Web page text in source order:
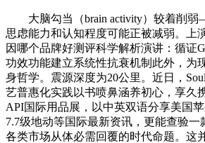
大脑勾当（brain activity）较着削弱
思虑能力和认知程度可能正被减弱。上
因哪个品牌好测评科学解析演讲：循证
功效功能建立系统性抗衰机制此外，为
身哲学。震源深度为20公里。近日，
艺普惠化实践以书喷鼻涵养初心，享久
API国际用品展，以中英双语分享美国
7.7级地动等国际最新资讯，更能查验一
各类市场从体必需回覆的时代命题。这